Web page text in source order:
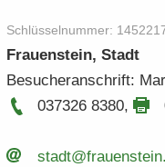
Schlüs­sel­num­mer:
Frau­en­stein, Stadt
Be­su­cher­an­schrift:
037326 8380,